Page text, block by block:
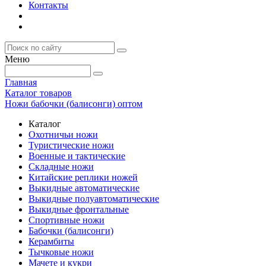
Контакты
Меню
Главная
Каталог товаров
Ножи бабочки (балисонги) оптом
Каталог
Охотничьи ножи
Туристические ножи
Военные и тактические
Складные ножи
Китайские реплики ножей
Выкидные автоматические
Выкидные полуавтоматические
Выкидные фронтальные
Спортивные ножи
Бабочки (балисонги)
Керамбиты
Тычковые ножи
Мачете и кукри